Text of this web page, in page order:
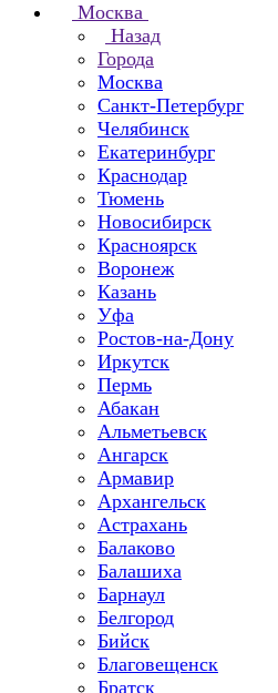
Москва
Назад
Города
Москва
Санкт-Петербург
Челябинск
Екатеринбург
Краснодар
Тюмень
Новосибирск
Красноярск
Воронеж
Казань
Уфа
Ростов-на-Дону
Иркутск
Пермь
Абакан
Альметьевск
Ангарск
Армавир
Архангельск
Астрахань
Балаково
Балашиха
Барнаул
Белгород
Бийск
Благовещенск
Братск